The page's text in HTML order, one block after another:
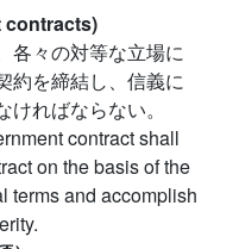
contracts)
各々の対等な立場に
約を締結し、信義に
ればならない。
contract shall
on the basis of the
terms and accomplish